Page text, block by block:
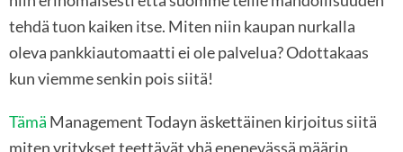
tehdä tuon kaiken itse. Miten niin kaupan nurkalla
oleva pankkiautomaatti ei ole palvelua? Odottakaas
kun viemme senkin pois siitä!
Tämä Management Todayn äskettäinen kirjoitus siitä
miten yritykset teettävät yhä enenevässä määrin